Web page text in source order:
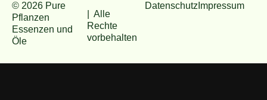
© 2026 Pure
Pflanzen
Essenzen und
Öle
| Alle
Rechte
vorbehalten
Datenschutz Impressum